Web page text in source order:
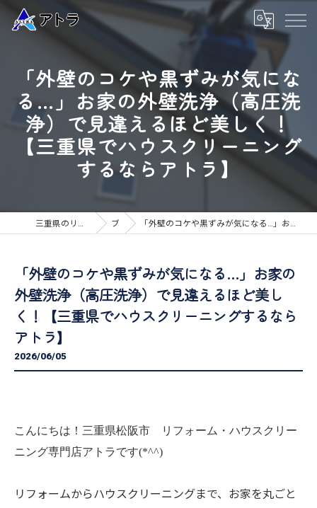
「外壁のコケや黒ずみが気にな
る…」お家の外壁洗浄（高圧洗
浄）で見違えるほど美しく！
【三重県でハウスクリーニング
するならアトラ】
三重県のリフォームなら高品質な工事のアトラ ブログ 「外壁のコケや黒ずみが気になる…」お家の外壁洗浄（高圧洗浄）で見違えるほど美しく！【三重県でハウスクリーニングするならアトラ】
「外壁のコケや黒ずみが気になる…」お家の
外壁洗浄（高圧洗浄）で見違えるほど美し
く！【三重県でハウスクリーニングするなら
アトラ】
2026/06/05
こんにちは！三重県松阪市 リフォーム・ハウスクリー
ニング専門店アトラです(*^^)
リフォームからハウスクリーニングまで、お家を丸ごと